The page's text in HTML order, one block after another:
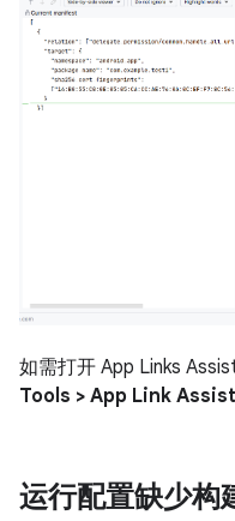
如需打开 App Links
Tools > App Link
运行配置缺少构